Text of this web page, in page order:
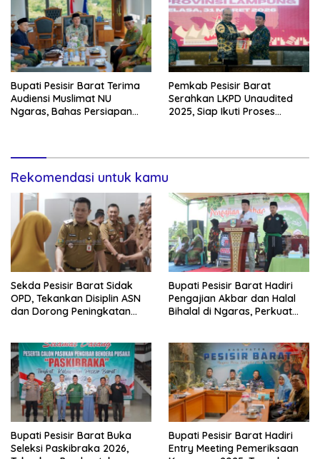
Bupati Pesisir Barat Terima
Audiensi Muslimat NU
Ngaras, Bahas Persiapan
Pemkab Pesisir Barat
Serahkan LKPD Unaudited
2025, Siap Ikuti Proses
Rekomendasi untuk kamu
Sekda Pesisir Barat Sidak
OPD, Tekankan Disiplin ASN
dan Dorong Peningkatan
Bupati Pesisir Barat Hadiri
Pengajian Akbar dan Halal
Bihalal di Ngaras, Perkuat
Bupati Pesisir Barat Buka
Seleksi Paskibraka 2026,
Bupati Pesisir Barat Hadiri
Entry Meeting Pemeriksaan